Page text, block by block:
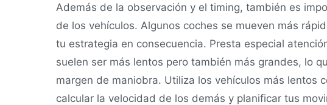
Además de la observación y el timing, también es
de los vehículos. Algunos coches se mueven más
tu estrategia en consecuencia. Presta especial
suelen ser más lentos pero también más grandes, lo
margen de maniobra. Utiliza los vehículos más lentos
calcular la velocidad de los demás y planificar tus